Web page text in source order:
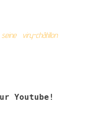
seine viry-châtillon
Youtube!